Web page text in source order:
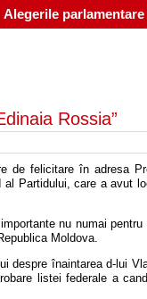
Alegerile
Rossia”
felicitare în adresa
Partidului, care a avut
nu numai
Moldova.
despre înaintarea d-lui
listei federale a